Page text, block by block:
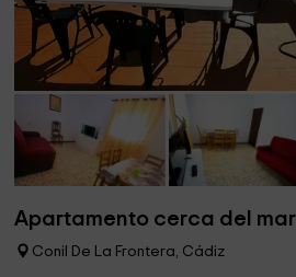
Apartamento cerca del mar
Conil De La Frontera, Cádiz